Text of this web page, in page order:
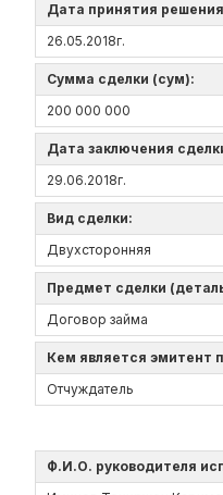
Дата принятия
26.05.2018г.
Сумма сделки (сум):
200 000 000
Дата заключения
29.06.2018г.
Вид сделки:
Двухсторонняя
Предмет сделки
Договор займа
Кем является эмитент
Отчуждатель
Ф.И.О. руководителя